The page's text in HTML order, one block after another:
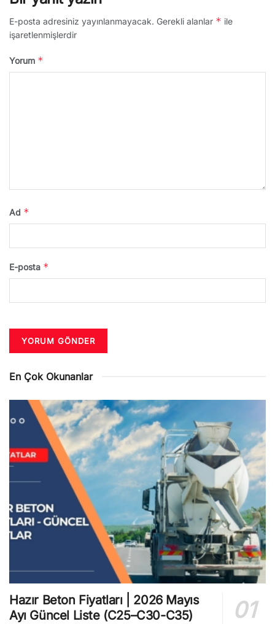
E-posta adresiniz yayınlanmayacak. Gerekli alanlar * ile
işaretlenmişlerdir
Yorum *
Ad *
E-posta *
En Çok Okunanlar
Hazır Beton Fiyatları | 2026 Mayıs
Ayı Güncel Liste (C25–C30-C35)